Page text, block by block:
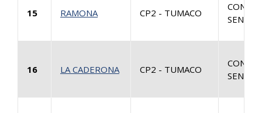
15 RAMONA CP2 - TUMACO
16 LA CADERONA CP2 - TUMACO